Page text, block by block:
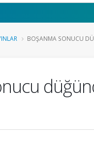
BOŞANMA SONUCU